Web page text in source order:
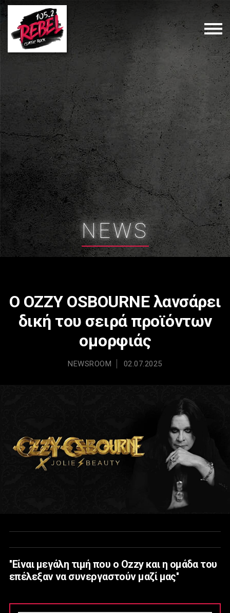
NEWS
Ο OZZY OSBOURNE λανσάρει
δική του σειρά προϊόντων
ομορφιάς
NEWSROOM 02.07.2025
''Είναι μεγάλη τιμή που ο Ozzy και η ομάδα του
επέλεξαν να συνεργαστούν μαζί μας''